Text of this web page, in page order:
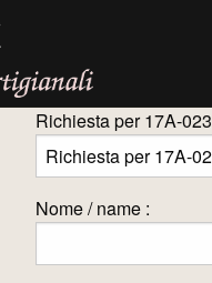
Richiesta per 17A-023
Nome / name :